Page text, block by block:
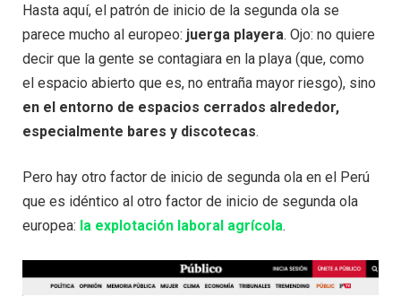
Hasta aquí, el patrón de inicio de la segunda ola se
parece mucho al europeo: juerga playera. Ojo: no quiere
decir que la gente se contagiara en la playa (que, como
el espacio abierto que es, no entraña mayor riesgo), sino
en el entorno de espacios cerrados alrededor,
especialmente bares y discotecas.
Pero hay otro factor de inicio de segunda ola en el Perú
que es idéntico al otro factor de inicio de segunda ola
europea: la explotación laboral agrícola.